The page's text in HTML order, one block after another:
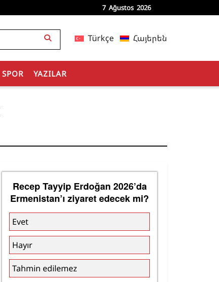
7 Ağustos 2026
Türkçe Հայերեն
SPOR YAZILAR
Recep Tayyip Erdoğan 2026’da
Ermenistan’ı ziyaret edecek mi?
Evet
Hayır
Tahmin edilemez